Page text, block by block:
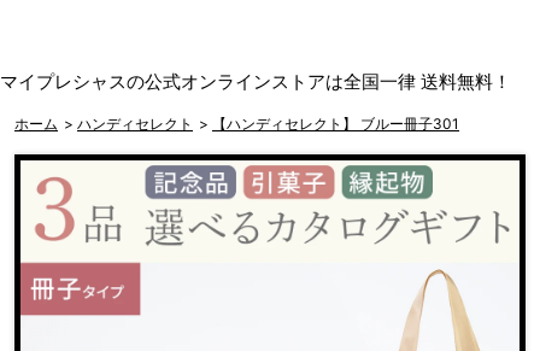
マイプレシャスの公式オンラインストアは全国一律 送料無料！
ホーム > ハンディセレクト > 【ハンディセレクト】 ブルー冊子301